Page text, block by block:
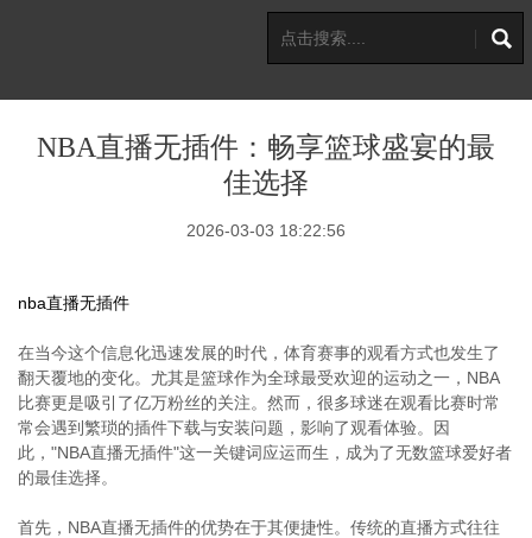
NBA直播无插件：畅享篮球盛宴的最
佳选择
2026-03-03 18:22:56
nba直播无插件
在当今这个信息化迅速发展的时代，体育赛事的观看方式也发生了
翻天覆地的变化。尤其是篮球作为全球最受欢迎的运动之一，NBA
比赛更是吸引了亿万粉丝的关注。然而，很多球迷在观看比赛时常
常会遇到繁琐的插件下载与安装问题，影响了观看体验。因
此，"NBA直播无插件"这一关键词应运而生，成为了无数篮球爱好者
的最佳选择。
首先，NBA直播无插件的优势在于其便捷性。传统的直播方式往往